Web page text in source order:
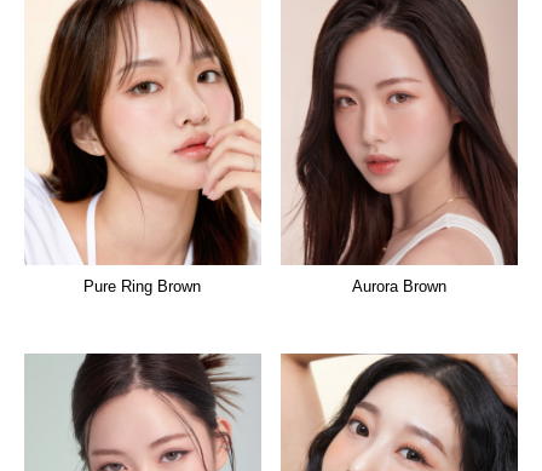
Pure Ring Brown Aurora Brown